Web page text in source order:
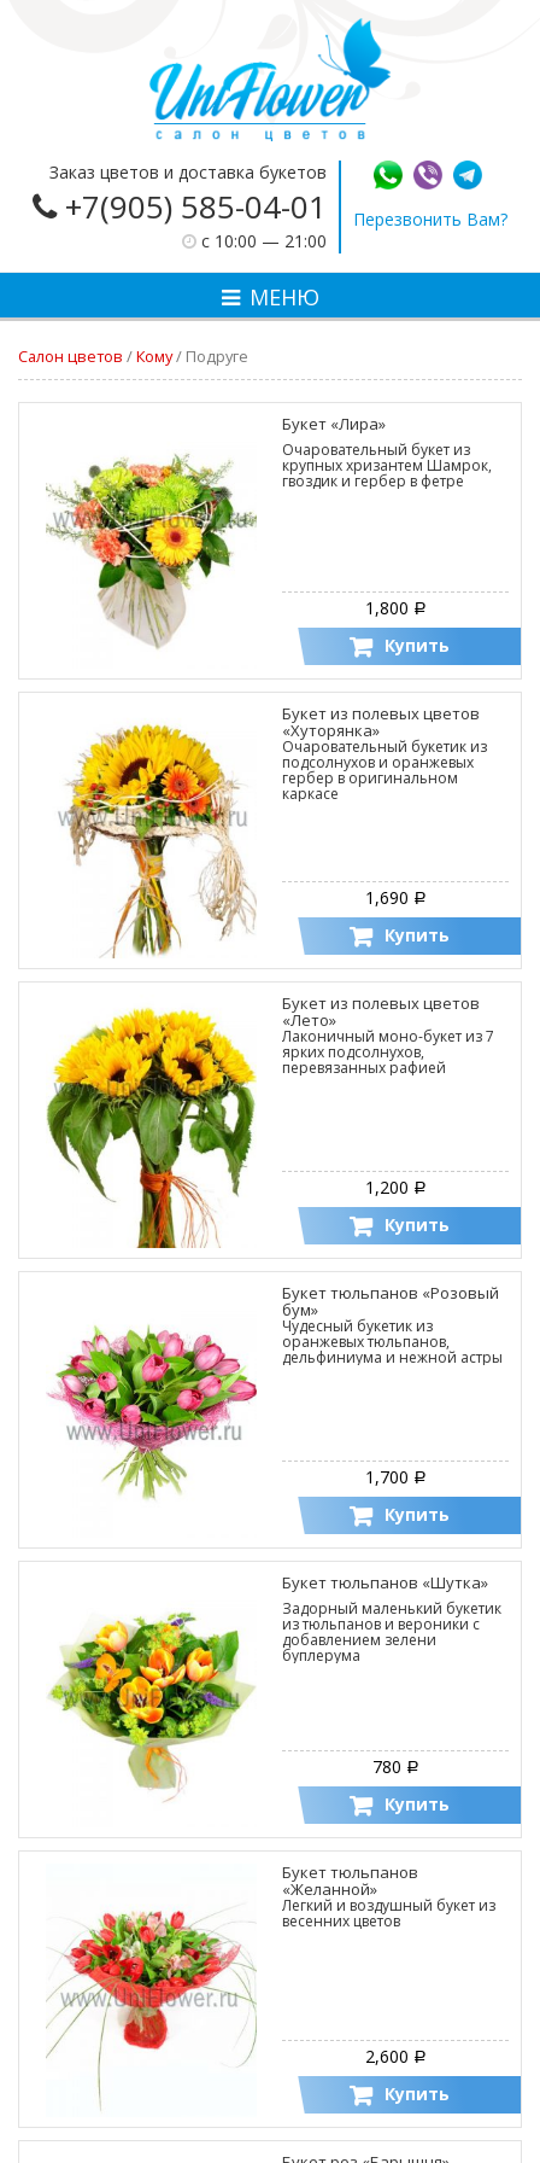
Заказ цветов и доставка букетов
+7(905) 585-04-01
c 10:00 — 21:00
Перезвонить Вам?
МЕНЮ
Салон цветов /Кому/ Подруге
Букет «Лира»
Очаровательный букет из
крупных хризантем Шамрок,
гвоздик и гербер в фетре
1,800 Р
Купить
Букет из полевых цветов
«Хуторянка»
Очаровательный букетик из
подсолнухов и оранжевых
гербер в оригинальном
каркасе
1,690 Р
Купить
Букет из полевых цветов
«Лето»
Лаконичный моно-букет из 7
ярких подсолнухов,
перевязанных рафией
1,200 Р
Купить
Букет тюльпанов «Розовый
бум»
Чудесный букетик из
оранжевых тюльпанов,
дельфиниума и нежной астры
1,700 Р
Купить
Букет тюльпанов «Шутка»
Задорный маленький букетик
из тюльпанов и вероники с
добавлением зелени
буплерума
780 Р
Купить
Букет тюльпанов
«Желанной»
Легкий и воздушный букет из
весенних цветов
2,600 Р
Купить